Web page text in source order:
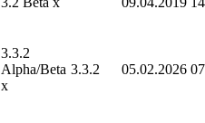
3.3.2
Alpha/Beta
x
3.3.2 05.02.2026